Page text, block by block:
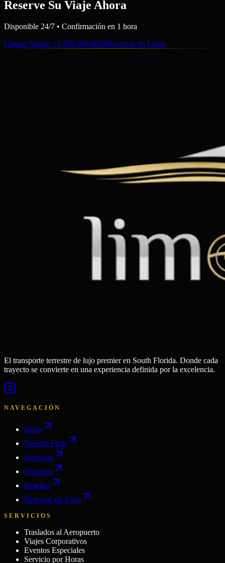
Reserve Su Viaje Ahora
Disponible 24/7 • Confirmación en 1 hora
Llamar Ahora: +1 305 606-0626Reservar en Línea
El transporte terrestre de lujo premier en South Florida. Donde cada
trayecto se convierte en una experiencia definida por la excelencia.
NAVEGACIÓN
Inicio
Nuestra Flota
Servicios
Nosotros
Reseñas
Reservar un Viaje
SERVICIOS
Traslados al Aeropuerto
Viajes Corporativos
Eventos Especiales
Servicio por Horas